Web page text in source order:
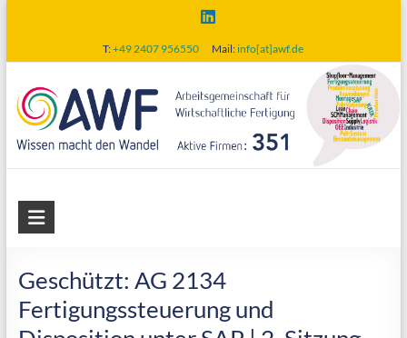
content
T:+49 2407 956550 Mail:info[at]awf.de
AWF
wirtschaftliche
Fertigung
Geschützt: AG 2134
Fertigungssteuerung und